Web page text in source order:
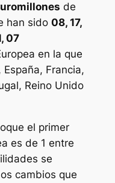
de
han sido 08, 17,
07
en la que
Francia,
Reino Unido
el primer
es de 1 entre
se
cambios que